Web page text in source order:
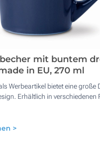
mit buntem
in EU, 270 ml
Werbeartikel bietet eine große
Erhältlich in verschiedenen
>